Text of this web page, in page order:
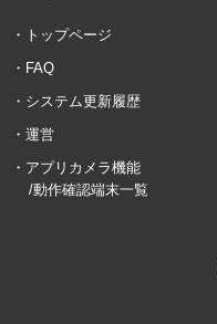
トップページ
FAQ
システム更新履歴
運営
アプリカメラ機能
/動作確認端末一覧